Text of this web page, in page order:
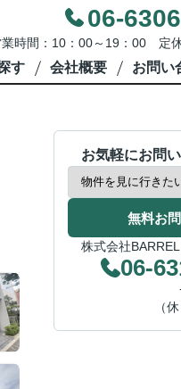
06-
時間：10：00～19：00 定
す 会社概要 お問い
お気軽にお問
無料お
株式会社
06-
（